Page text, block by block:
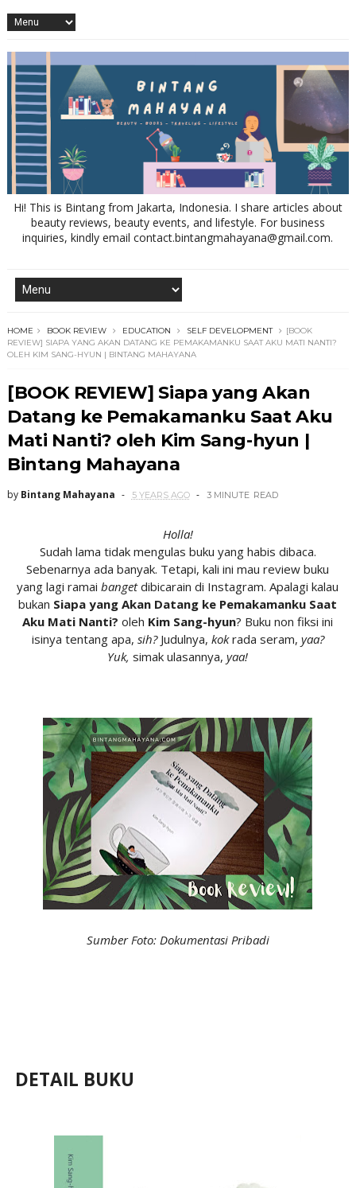
Hi! This is Bintang from Jakarta, Indonesia. I share articles about
beauty reviews, beauty events, and lifestyle. For business
inquiries, kindly email contact.bintangmahayana@gmail.com.
HOME BOOK REVIEW EDUCATION SELF DEVELOPMENT
[BOOK
REVIEW] SIAPA YANG AKAN DATANG KE PEMAKAMANKU SAAT AKU MATI NANTI?
OLEH KIM SANG-HYUN | BINTANG MAHAYANA
[BOOK REVIEW] Siapa yang Akan
Datang ke Pemakamanku Saat Aku
Mati Nanti? oleh Kim Sang-hyun |
Bintang Mahayana
by Bintang Mahayana 5 YEARS AGO 3 MINUTE READ
Holla!
Sudah lama tidak mengulas buku yang habis dibaca.
Sebenarnya ada banyak. Tetapi, kali ini mau review buku
yang lagi ramaibangetdibicarain di Instagram. Apalagi kalau
bukan Siapa yang Akan Datang ke Pemakamanku Saat
Aku Mati Nanti?oleh Kim Sang-hyun? Buku non fiksi ini
isinya tentang apa, sih?Judulnya, kokrada seram, yaa?
Yuk, simak ulasannya,yaa!
Sumber Foto: Dokumentasi Pribadi
DETAIL BUKU